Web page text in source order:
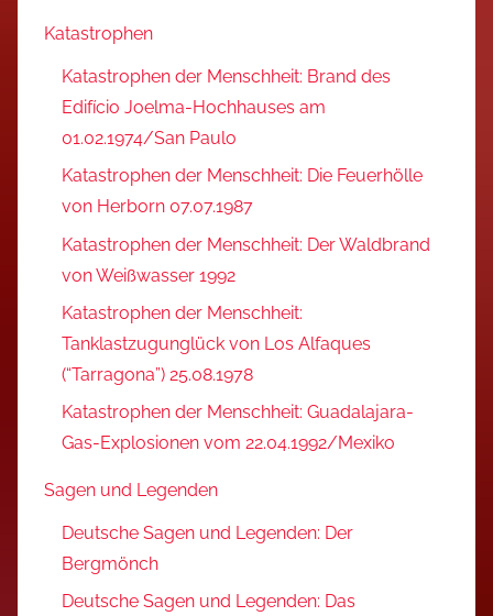
Katastrophen
Katastrophen der Menschheit: Brand des
Edifício Joelma-Hochhauses am
01.02.1974/San Paulo
Katastrophen der Menschheit: Die Feuerhölle
von Herborn 07.07.1987
Katastrophen der Menschheit: Der Waldbrand
von Weißwasser 1992
Katastrophen der Menschheit:
Tanklastzugunglück von Los Alfaques
(“Tarragona”) 25.08.1978
Katastrophen der Menschheit: Guadalajara-
Gas-Explosionen vom 22.04.1992/Mexiko
Sagen und Legenden
Deutsche Sagen und Legenden: Der
Bergmönch
Deutsche Sagen und Legenden: Das